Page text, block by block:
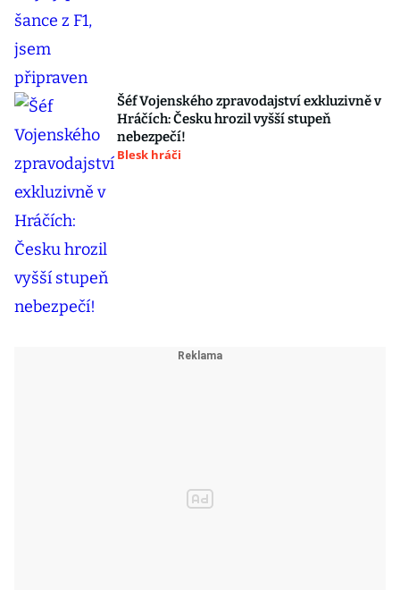
Šéf Vojenského zpravodajství exkluzivně v
Hráčích: Česku hrozil vyšší stupeň
nebezpečí!
Blesk hráči